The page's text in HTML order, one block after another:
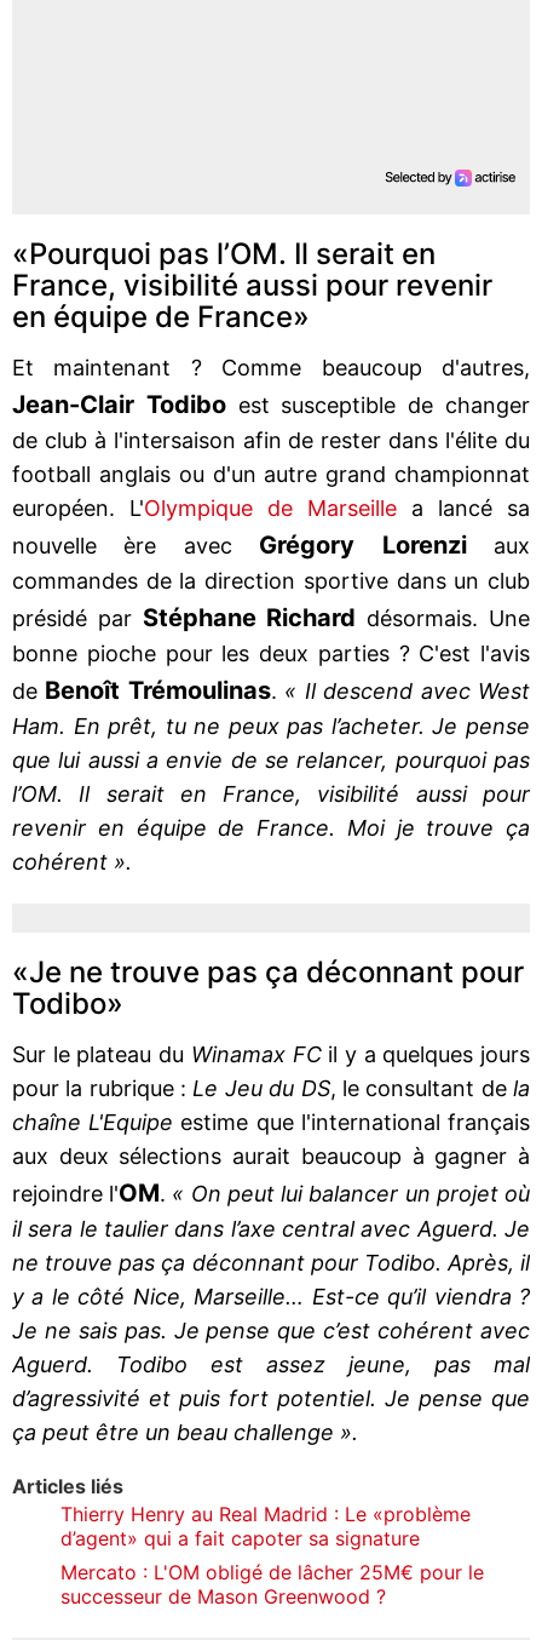
«Pourquoi pas l’OM. Il serait en
France, visibilité aussi pour revenir
en équipe de France»
Et maintenant ? Comme beaucoup d'autres,
Jean-Clair Todibo est susceptible de changer
de club à l'intersaison afin de rester dans l'élite du
football anglais ou d'un autre grand championnat
européen. L'Olympique de Marseille a lancé sa
nouvelle ère avec Grégory Lorenziaux
commandes de la direction sportive dans un club
présidé par Stéphane Richard désormais. Une
bonne pioche pour les deux parties ? C'est l'avis
de Benoît Trémoulinas. « Il descend avec West
Ham. En prêt, tu ne peux pas l’acheter. Je pense
que lui aussi a envie de se relancer, pourquoi pas
l’OM. Il serait en France, visibilité aussi pour
revenir en équipe de France. Moi je trouve ça
cohérent ».
«Je ne trouve pas ça déconnant pour
Todibo»
Sur le plateau du Winamax FCil y a quelques jours
pour la rubrique : Le Jeu du DS, le consultant dela
chaîne L'Equipe estime que l'international français
aux deux sélections aurait beaucoup à gagner à
rejoindre l'OM. « On peut lui balancer un projet où
il sera le taulier dans l’axe central avec Aguerd. Je
ne trouve pas ça déconnant pour Todibo. Après, il
y a le côté Nice, Marseille… Est-ce qu’il viendra ?
Je ne sais pas. Je pense que c’est cohérent avec
Aguerd. Todibo est assez jeune, pas mal
d’agressivité et puis fort potentiel. Je pense que
ça peut être un beau challenge ».
Articles liés
Thierry Henry au Real Madrid : Le «problème
d’agent» qui a fait capoter sa signature
Mercato : L'OM obligé de lâcher 25M€ pour le
successeur de Mason Greenwood ?